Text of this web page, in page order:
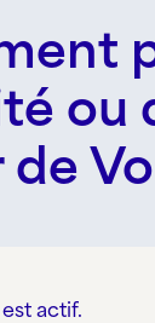
ou
actif.